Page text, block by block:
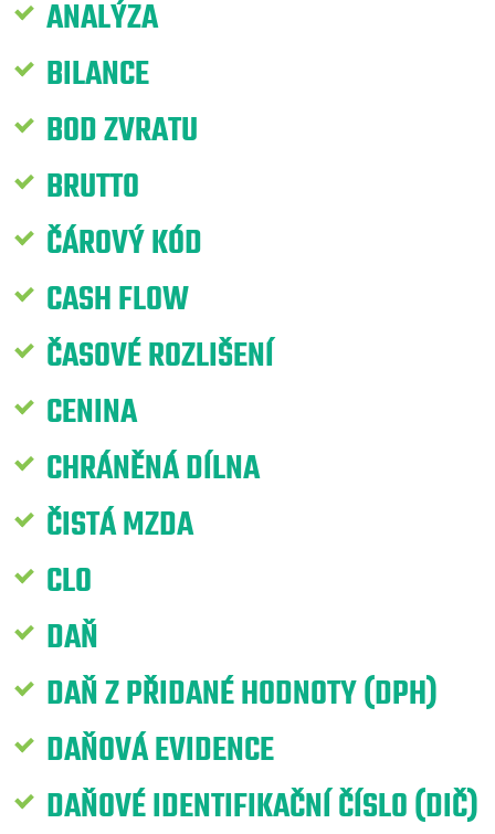
ANALÝZA
BILANCE
BOD ZVRATU
BRUTTO
ČÁROVÝ KÓD
CASH FLOW
ČASOVÉ ROZLIŠENÍ
CENINA
CHRÁNĚNÁ DÍLNA
ČISTÁ MZDA
CLO
DAŇ
DAŇ Z PŘIDANÉ HODNOTY (DPH)
DAŇOVÁ EVIDENCE
DAŇOVÉ IDENTIFIKAČNÍ ČÍSLO (DIČ)